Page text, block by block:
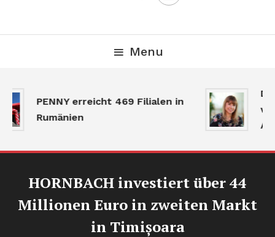
Menu
PENNY erreicht 469 Filialen in
Rumänien
HORNBACH investiert über 44
Millionen Euro in zweiten Markt
in Timișoara